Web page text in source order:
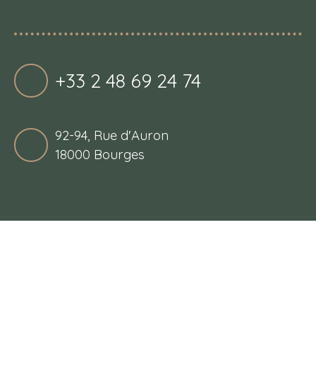
+33 2 48 69 24 74
92-94, Rue d'Auron
18000 Bourges